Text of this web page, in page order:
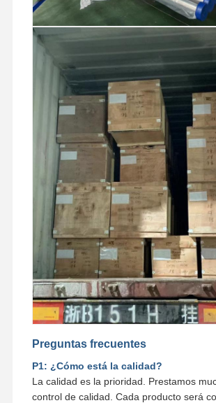
Preguntas frecuentes
P1: ¿Cómo está la calidad?
La calidad es la prioridad. Prestamos
control de calidad. Cada producto será